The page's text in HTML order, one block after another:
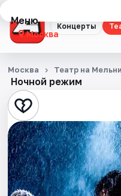
Концерты
Меню
Москва
Концерты
Театр
Стендап
Выставки
Квесты
Ночной режим
Москва Театр на